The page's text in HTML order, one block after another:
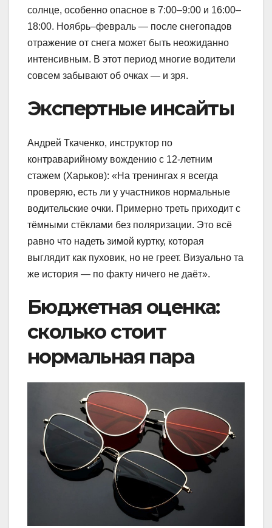
солнце, особенно опасное в 7:00–9:00 и 16:00–
18:00. Ноябрь–февраль — после снегопадов
отражение от снега может быть неожиданно
интенсивным. В этот период многие водители
совсем забывают об очках — и зря.
Экспертные инсайты
Андрей Ткаченко, инструктор по
контраварийному вождению с 12-летним
стажем (Харьков): «На тренингах я всегда
проверяю, есть ли у участников нормальные
водительские очки. Примерно треть приходит с
тёмными стёклами без поляризации. Это всё
равно что надеть зимой куртку, которая
выглядит как пуховик, но не греет. Визуально та
же история — по факту ничего не даёт».
Бюджетная оценка:
сколько стоит
нормальная пара